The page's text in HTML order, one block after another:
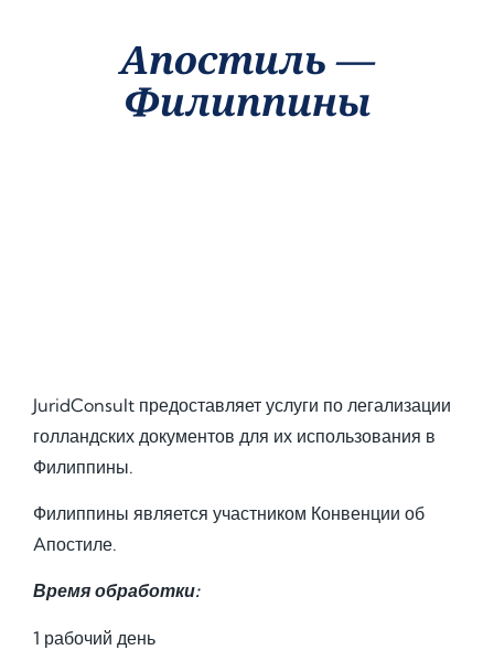
Апостиль —
Филиппины
JuridConsult предоставляет услуги по легализации
голландских документов для их использования в
Филиппины.
Филиппины является участником Конвенции об
Aпостиле.
Время обработки:
1 рабочий день